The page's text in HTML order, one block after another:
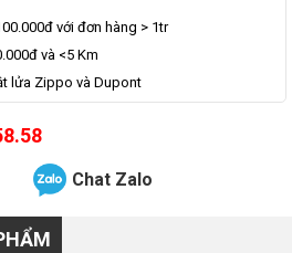
với đơn hàng > 1tr
và <5 Km
lửa Zippo và Dupont
Chat Zalo